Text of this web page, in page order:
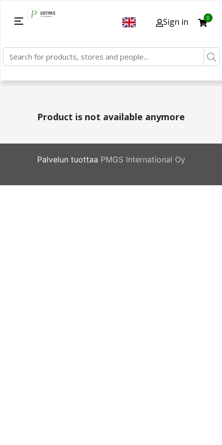
Sign in 0
Product is not available anymore
Palvelun tuottaa PMGS International Oy